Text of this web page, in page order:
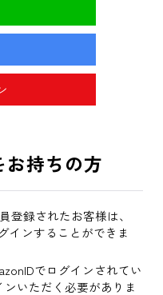
お持ちの方
登録されたお客様は、
インすることができま
でログインされてい
いただく必要がありま